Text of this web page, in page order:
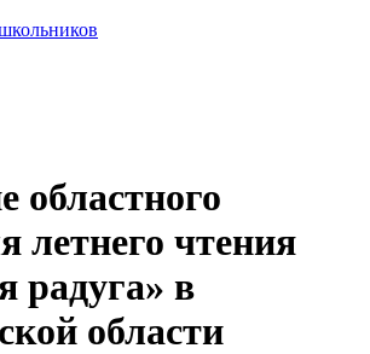
областного
летнего чтения
радуга» в
области